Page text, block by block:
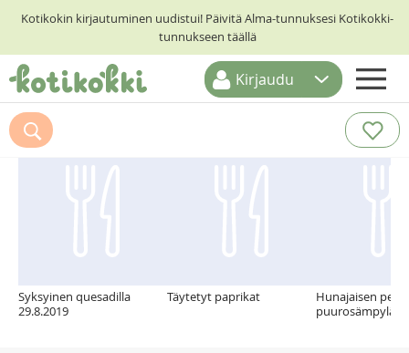
Kotikokin kirjautuminen uudistui! Päivitä Alma-tunnuksesi Kotikokki-
tunnukseen täällä
ETUSIVU
RESEPTIHAKU
Kirjaudu
Suosittelemme myös
Syksyinen quesadilla
29.8.2019
Täytetyt paprikat
Hunajaisen
puurosämpylät